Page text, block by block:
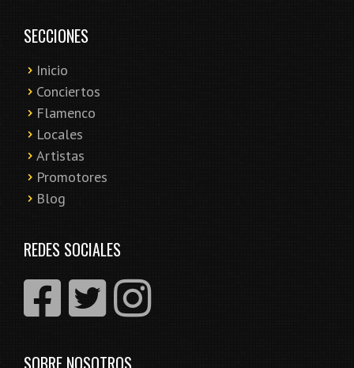
SECCIONES
Inicio
Conciertos
Flamenco
Locales
Artistas
Promotores
Blog
REDES SOCIALES
SOBRE NOSOTROS